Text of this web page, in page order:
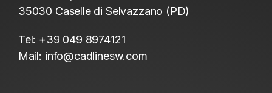
35030 Caselle di Selvazzano (PD)
Tel: +39 049 8974121
Mail: info@cadlinesw.com